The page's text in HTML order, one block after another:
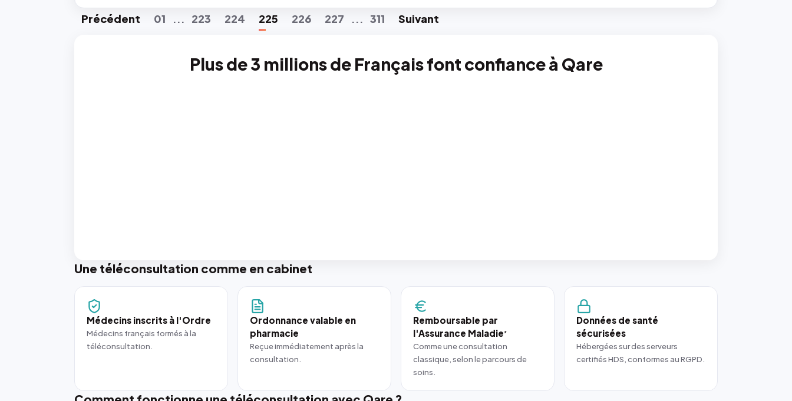
Précédent 01 ... 223 224 225 226 227 ... 311 Suivant
Plus de 3 millions de Français font confiance à Qare
Une téléconsultation comme en cabinet
Médecins inscrits à l'Ordre
Médecins français formés à la
téléconsultation.
Ordonnance valable en
pharmacie
Reçue immédiatement après la
consultation.
Remboursable par
l'Assurance Maladie*
Comme une consultation
classique, selon le parcours de
soins.
Données de santé
sécurisées
Hébergées sur des serveurs
certifiés HDS, conformes au RGPD.